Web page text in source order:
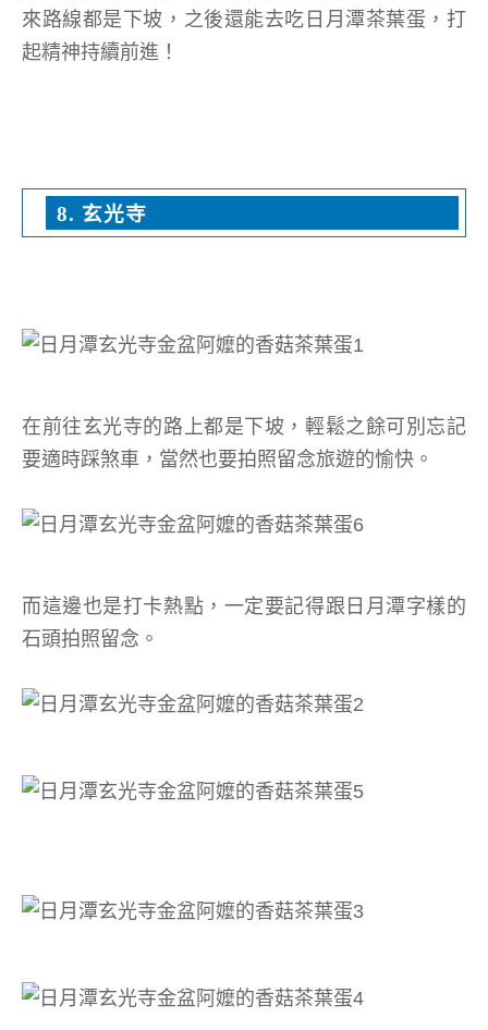
來路線都是下坡，之後還能去吃日月潭茶葉蛋，打
起精神持續前進！
8. 玄光寺
在前往玄光寺的路上都是下坡，輕鬆之餘可別忘記
要適時踩煞車，當然也要拍照留念旅遊的愉快。
而這邊也是打卡熱點，一定要記得跟日月潭字樣的
石頭拍照留念。